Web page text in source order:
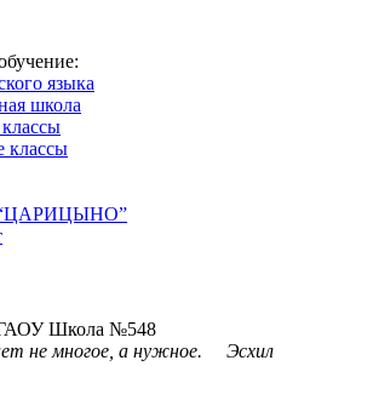
языка
школа
классы
ГАОУ Школа №548
не многое, а нужное. Эсхил